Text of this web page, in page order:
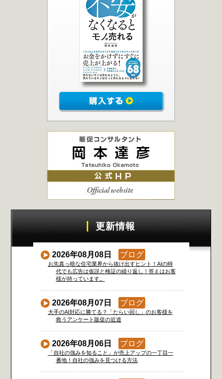
更新情報
2026年08月08日 ブログ
お先真っ暗な住宅業界から抜け出すヒント！AIの時
代でも広告は仮説と検証の繰り返し！答えはお客
様が持っています。
2026年08月07日 ブログ
大手のAI対応に勝てる？「たらい回し」のお客様を
救うアンケート販促の近道
2026年08月06日 ブログ
「自社の強みを知ること」が売上アップの一丁目一
番地！自社の強みを見つける方法